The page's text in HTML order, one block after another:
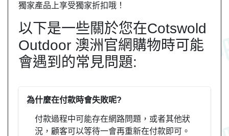
獨家產品上享受獨家折扣哦！
以下是一些關於您在Cotswold
Outdoor 澳洲官網購物時可能
會遇到的常見問題:
為什麼在付款時會失敗呢?
付款過程中可能存在網路問題，或者其他狀
況，顧客可以等待一會再重新在付款即可。